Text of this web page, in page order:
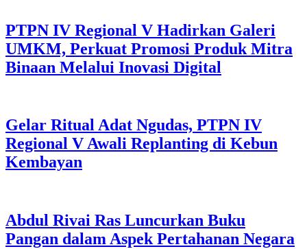
PTPN IV Regional V Hadirkan Galeri
UMKM, Perkuat Promosi Produk Mitra
Binaan Melalui Inovasi Digital
Gelar Ritual Adat Ngudas, PTPN IV
Regional V Awali Replanting di Kebun
Kembayan
Abdul Rivai Ras Luncurkan Buku
Pangan dalam Aspek Pertahanan Negara